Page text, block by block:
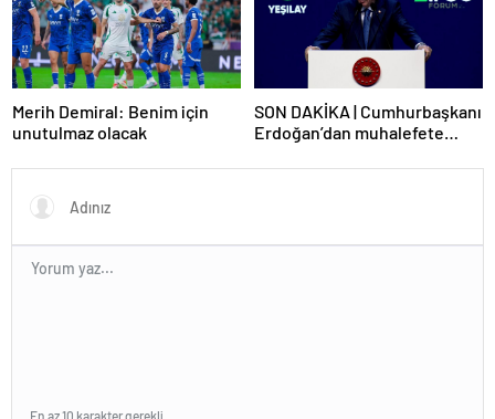
Merih Demiral: Benim için
unutulmaz olacak
SON DAKİKA | Cumhurbaşkanı
Erdoğan’dan muhalefete
dert ettikleri kadar suyun
En az 10 karakter gerekli